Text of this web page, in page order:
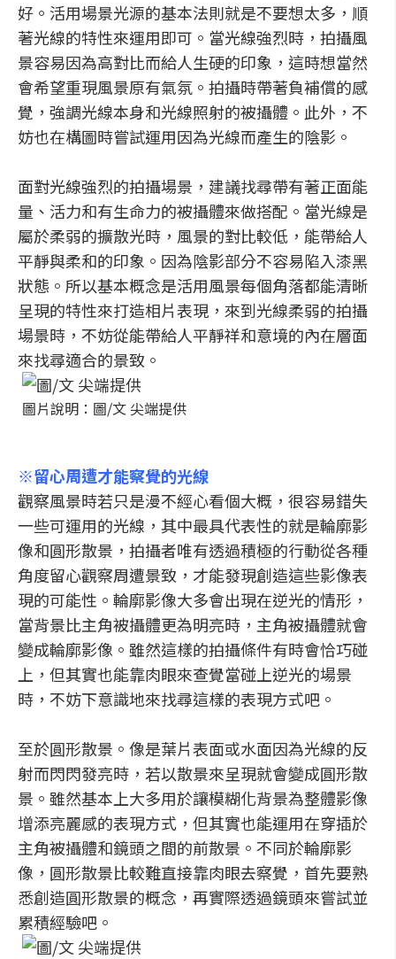
好。活用場景光源的基本法則就是不要想太多，順
著光線的特性來運用即可。當光線強烈時，拍攝風
景容易因為高對比而給人生硬的印象，這時想當然
會希望重現風景原有氣氛。拍攝時帶著負補償的感
覺，強調光線本身和光線照射的被攝體。此外，不
妨也在構圖時嘗試運用因為光線而產生的陰影。
面對光線強烈的拍攝場景，建議找尋帶有著正面能
量、活力和有生命力的被攝體來做搭配。當光線是
屬於柔弱的擴散光時，風景的對比較低，能帶給人
平靜與柔和的印象。因為陰影部分不容易陷入漆黑
狀態。所以基本概念是活用風景每個角落都能清晰
呈現的特性來打造相片表現，來到光線柔弱的拍攝
場景時，不妨從能帶給人平靜祥和意境的內在層面
來找尋適合的景致。
圖片說明：圖/文 尖端提供
※留心周遭才能察覺的光線
觀察風景時若只是漫不經心看個大概，很容易錯失
一些可運用的光線，其中最具代表性的就是輪廓影
像和圓形散景，拍攝者唯有透過積極的行動從各種
角度留心觀察周遭景致，才能發現創造這些影像表
現的可能性。輪廓影像大多會出現在逆光的情形，
當背景比主角被攝體更為明亮時，主角被攝體就會
變成輪廓影像。雖然這樣的拍攝條件有時會恰巧碰
上，但其實也能靠肉眼來查覺當碰上逆光的場景
時，不妨下意識地來找尋這樣的表現方式吧。
至於圓形散景。像是葉片表面或水面因為光線的反
射而閃閃發亮時，若以散景來呈現就會變成圓形散
景。雖然基本上大多用於讓模糊化背景為整體影像
增添亮麗感的表現方式，但其實也能運用在穿插於
主角被攝體和鏡頭之間的前散景。不同於輪廓影
像，圓形散景比較難直接靠肉眼去察覺，首先要熟
悉創造圓形散景的概念，再實際透過鏡頭來嘗試並
累積經驗吧。